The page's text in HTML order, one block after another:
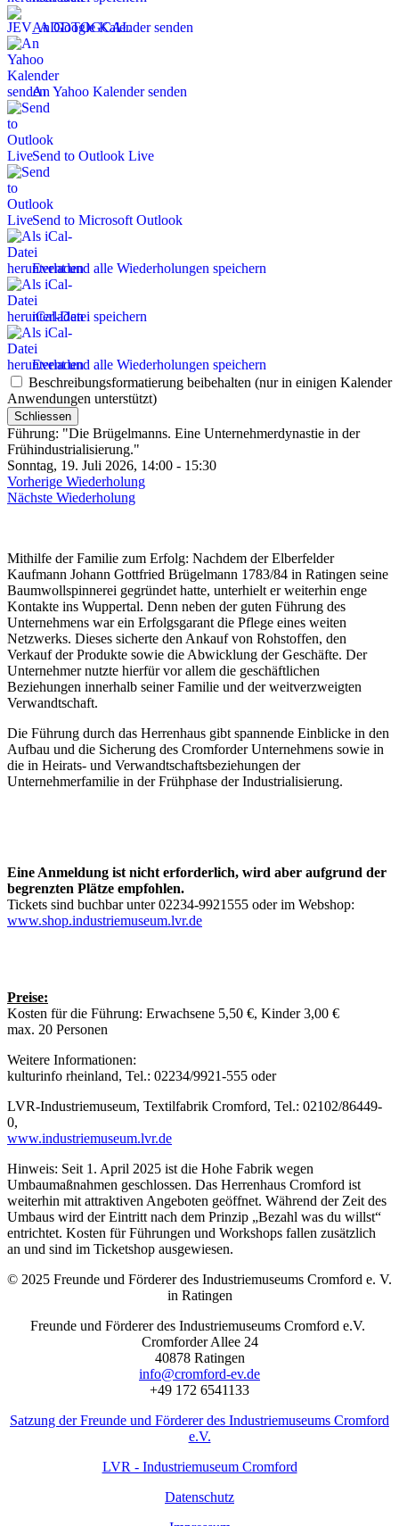
An Google Kalender senden
An Yahoo Kalender senden
Send to Outlook Live
Send to Microsoft Outlook
Event und alle Wiederholungen speichern
iCal-Datei speichern
Event und alle Wiederholungen speichern
Beschreibungsformatierung beibehalten (nur in einigen Kalender
Anwendungen unterstützt)
Schliessen
Führung: "Die Brügelmanns. Eine Unternehmerdynastie in der
Frühindustrialisierung."
Sonntag, 19. Juli 2026, 14:00 - 15:30
Vorherige Wiederholung
Nächste Wiederholung
Mithilfe der Familie zum Erfolg: Nachdem der Elberfelder
Kaufmann Johann Gottfried Brügelmann 1783/84 in Ratingen seine
Baumwollspinnerei gegründet hatte, unterhielt er weiterhin enge
Kontakte ins Wuppertal. Denn neben der guten Führung des
Unternehmens war ein Erfolgsgarant die Pflege eines weiten
Netzwerks. Dieses sicherte den Ankauf von Rohstoffen, den
Verkauf der Produkte sowie die Abwicklung der Geschäfte. Der
Unternehmer nutzte hierfür vor allem die geschäftlichen
Beziehungen innerhalb seiner Familie und der weitverzweigten
Verwandtschaft.
Die Führung durch das Herrenhaus gibt spannende Einblicke in den
Aufbau und die Sicherung des Cromforder Unternehmens sowie in
die in Heirats- und Verwandtschaftsbeziehungen der
Unternehmerfamilie in der Frühphase der Industrialisierung.
Eine Anmeldung ist nicht erforderlich, wird aber aufgrund der
begrenzten Plätze empfohlen.
Tickets sind buchbar unter 02234-9921555 oder im Webshop:
www.shop.industriemuseum.lvr.de
Preise:
Kosten für die Führung: Erwachsene 5,50 €, Kinder 3,00 €
max. 20 Personen
Weitere Informationen:
kulturinfo rheinland, Tel.: 02234/9921-555 oder
LVR-Industriemuseum, Textilfabrik Cromford, Tel.: 02102/86449-
0,
www.industriemuseum.lvr.de
Hinweis: Seit 1. April 2025 ist die Hohe Fabrik wegen
Umbaumaßnahmen geschlossen. Das Herrenhaus Cromford ist
weiterhin mit attraktiven Angeboten geöffnet. Während der Zeit des
Umbaus wird der Eintritt nach dem Prinzip „Bezahl was du willst“
entrichtet. Kosten für Führungen und Workshops fallen zusätzlich
an und sind im Ticketshop ausgewiesen.
© 2025 Freunde und Förderer des Industriemuseums Cromford e. V.
in Ratingen
Freunde und Förderer des Industriemuseums Cromford e.V.
Cromforder Allee 24
40878 Ratingen
info@cromford-ev.de
+49 172 6541133
Satzung der Freunde und Förderer des Industriemuseums Cromford
e.V.
LVR - Industriemuseum Cromford
Datenschutz